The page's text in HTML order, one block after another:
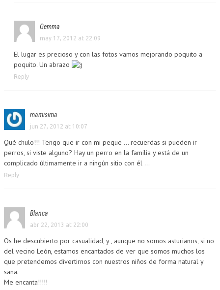
Gemma
may 17, 2012 at 22:09
El lugar es precioso y con las fotos vamos mejorando poquito a
poquito. Un abrazo
Reply
mamisima
jun 27, 2012 at 10:07
Qué chulo!!! Tengo que ir con mi peque … recuerdas si pueden ir
perros, si viste alguno? Hay un perro en la familia y está de un
complicado últimamente ir a ningún sitio con él …
Reply
Blanca
abr 22, 2013 at 22:00
Os he descubierto por casualidad, y , aunque no somos asturianos, si no
del vecino León, estamos encantados de ver que somos muchos los
que pretendemos divertirnos con nuestros niños de forma natural y
sana.
Me encanta!!!!!